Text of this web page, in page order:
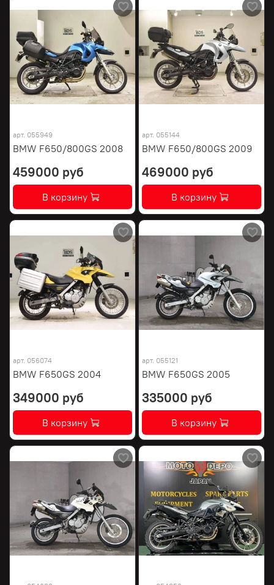
арт. 055949
BMW F650/800GS 2008
459000 руб
В корзину
арт. 055144
BMW F650/800GS 2009
469000 руб
В корзину
арт. 056074
BMW F650GS 2004
349000 руб
В корзину
арт. 055121
BMW F650GS 2005
335000 руб
В корзину